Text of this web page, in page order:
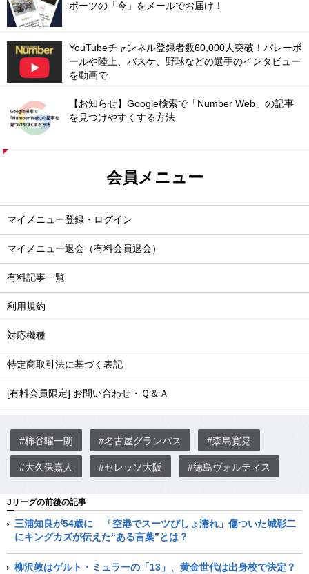
ポーツの「今」をメールでお届け！
YouTubeチャンネル登録者数60,000人突破！バレーボ
ールや陸上、バスケ、野球などの選手のインタビュー
を動画で
【お知らせ】Google検索で「Number Web」の記事
を見つけやすくする方法
会員メニュー
マイメニュー登録・ログイン
マイメニュー退会（有料会員退会）
有料記事一覧
利用規約
対応機種
特定商取引法に基づく表記
[有料会員限定] お問い合わせ・Ｑ＆Ａ
#柿谷曜一朗 #名古屋グランパス #森島寛晃
#大久保嘉人 #セレッソ大阪 #徳島ヴォルティス
Jリーグの前後の記事
三浦知良が54歳に 「空港でスーツびしょ濡れ」傷ついた城彰二
にキングカズが伝えた“ある言葉”とは？
柳沢敦はゲルト・ミュラーの「13」、黄金世代は出身校で決定？